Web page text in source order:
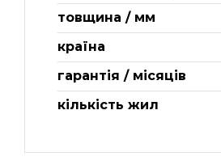
товщина / мм
країна
гарантія / місяців
кількість жил